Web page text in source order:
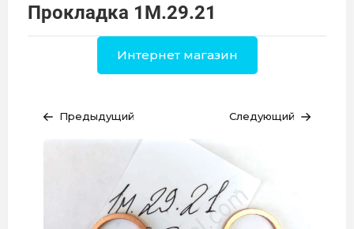
Прокладка 1М.29.21
Интернет магазин
Предыдущий Следующий